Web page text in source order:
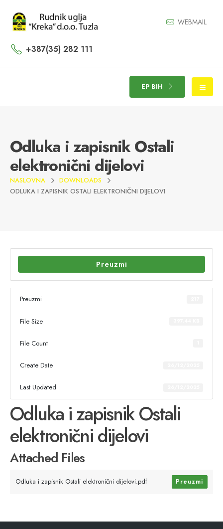
WEBMAIL
+387(35) 282 111
EP BIH
Odluka i zapisnik Ostali
elektronični dijelovi
NASLOVNA
DOWNLOADS
ODLUKA I ZAPISNIK OSTALI ELEKTRONIČNI DIJELOVI
Preuzmi
Preuzmi
File Size
File Count
Create Date
Last Updated
Odluka i zapisnik Ostali
elektronični dijelovi
Attached Files
Odluka i zapisnik Ostali elektronični dijelovi.pdf Preuzmi